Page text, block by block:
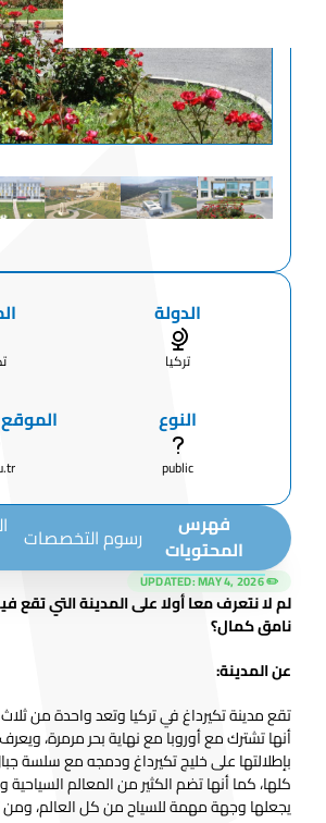
الدولة
تركيا
النوع
public
فهرس
المحتويات
رسوم التخصصات
✏️ UPDATED:
MAY 4, 2026
لم لا نتعرف معا أولا على المدينة التي تقع
نامق كمال؟
عن المدينة:
تقع مدينة تكيرداغ في تركيا وتعد واحدة من
أنها تشترك مع أوروبا مع نهاية بحر مرمرة،
بإطلالتها على خليج تكيرداغ ودمجه مع سلسة
كلها، كما أنها تضم الكثير من المعالم السياحية
يجعلها وجهة مهمة للسياح من كل العالم، ومن